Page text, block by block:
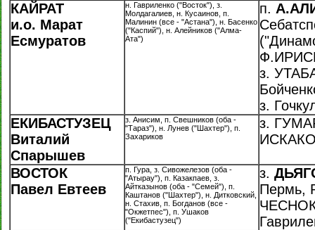
КАЙРАТ
и.о. Марат
Есмуратов
н. Гавриленко ("Восток"), з.
Молдагалиев, н. Кусаинов, п.
Малинин (все - "Астана"), н. Басенко
("Каспий"), н. Алейников ("Алма-
Ата")
п.
з.
з.
ЕКИБАСТУЗЕЦ
Виталий
Спарышев
з. Анисим, п. Свешников (оба -
"Тараз"), н. Лунев ("Шахтер"), п.
Захариков
з.
ВОСТОК
Павел Евтеев
п. Гура, з. Сивожелезов (оба -
"Атырау"), п. Казакпаев, з.
Айтказынов (оба - "Семей"), п.
Каштанов ("Шахтер"), н. Дитковский,
н. Стахив, п. Богданов (все -
"Окжетпес"), п. Ушаков
("Екибастузец")
з.
Пермь,